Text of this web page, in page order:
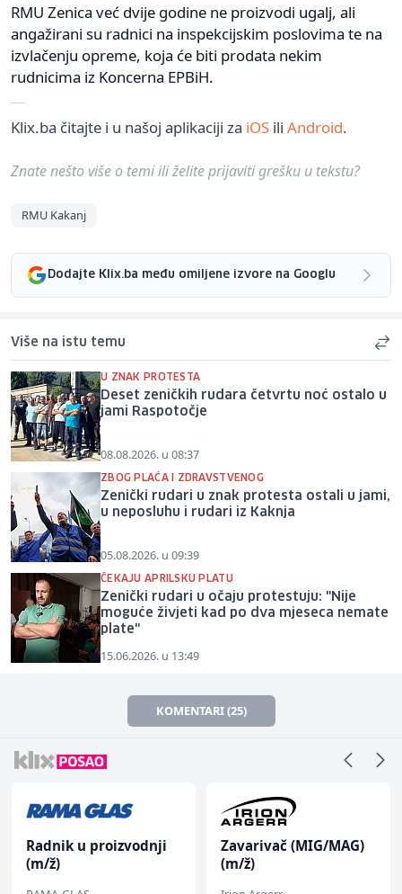
RMU Zenica već dvije godine ne proizvodi ugalj, ali
angažirani su radnici na inspekcijskim poslovima te na
izvlačenju opreme, koja će biti prodata nekim
rudnicima iz Koncerna EPBiH.
Klix.ba čitajte i u našoj aplikaciji za iOS ili Android.
Znate nešto više o temi ili želite prijaviti grešku u tekstu?
RMU Kakanj
Dodajte Klix.ba među omiljene izvore na Googlu
Više na istu temu
U ZNAK PROTESTA
Deset zeničkih rudara četvrtu noć ostalo u
jami Raspotočje
08.08.2026. u 08:37
ZBOG PLAĆA I ZDRAVSTVENOG
Zenički rudari u znak protesta ostali u jami,
u neposluhu i rudari iz Kaknja
05.08.2026. u 09:39
ČEKAJU APRILSKU PLATU
Zenički rudari u očaju protestuju: "Nije
moguće živjeti kad po dva mjeseca nemate
plate"
15.06.2026. u 13:49
KOMENTARI (25)
Radnik u proizvodnji
(m/ž)
Zavarivač (MIG/MAG)
(m/ž)